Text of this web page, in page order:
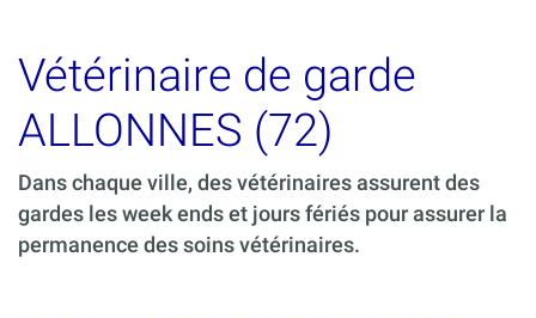
Vétérinaire de garde
ALLONNES (72)
Dans chaque ville, des vétérinaires assurent des
gardes les week ends et jours fériés pour assurer la
permanence des soins vétérinaires.